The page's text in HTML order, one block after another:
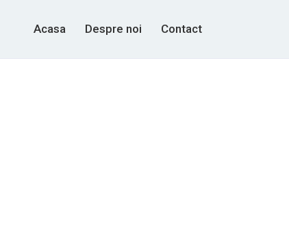
Acasa Despre noi Contact